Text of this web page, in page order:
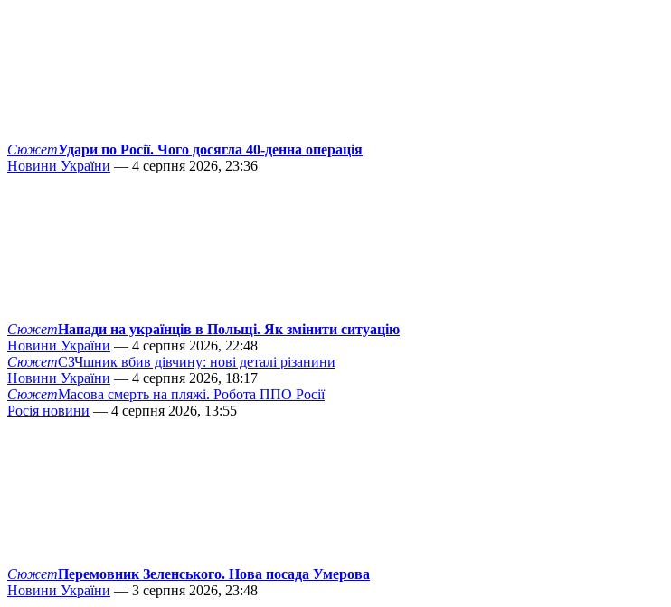
СюжетУдари по Росії. Чого досягла 40-денна операція
Новини України — 4 серпня 2026, 23:36
СюжетНапади на українців в Польщі. Як змінити ситуацію
Новини України — 4 серпня 2026, 22:48
СюжетСЗЧшник вбив дівчину: нові деталі різанини
Новини України — 4 серпня 2026, 18:17
СюжетМасова смерть на пляжі. Робота ППО Росії
Росія новини — 4 серпня 2026, 13:55
СюжетПеремовник Зеленського. Нова посада Умерова
Новини України — 3 серпня 2026, 23:48